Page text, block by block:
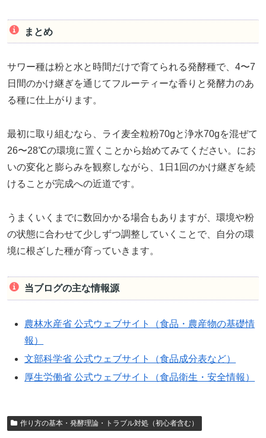
まとめ
サワー種は粉と水と時間だけで育てられる発酵種で、4〜7
日間のかけ継ぎを通じてフルーティーな香りと発酵力のあ
る種に仕上がります。
最初に取り組むなら、ライ麦全粒粉70gと浄水70gを混ぜて
26〜28℃の環境に置くことから始めてみてください。にお
いの変化と膨らみを観察しながら、1日1回のかけ継ぎを続
けることが完成への近道です。
うまくいくまでに数回かかる場合もありますが、環境や粉
の状態に合わせて少しずつ調整していくことで、自分の環
境に根ざした種が育っていきます。
当ブログの主な情報源
農林水産省 公式ウェブサイト（食品・農産物の基礎情
報）
文部科学省 公式ウェブサイト（食品成分表など）
厚生労働省 公式ウェブサイト（食品衛生・安全情報）
作り方の基本・発酵理論・トラブル対処（初心者含む）